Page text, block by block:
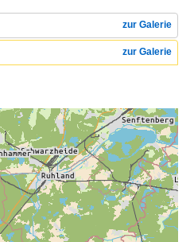
zur Galerie
zur Galerie